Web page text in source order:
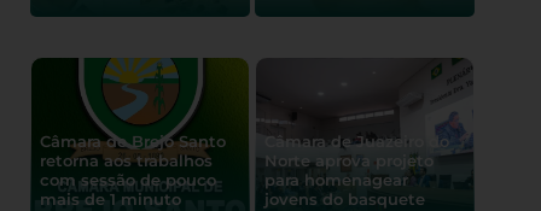
Câmara de Brejo Santo
retorna aos trabalhos
com sessão de pouco
mais de 1 minuto
Câmara de Juazeiro do
Norte aprova projeto
para homenagear
jovens do basquete